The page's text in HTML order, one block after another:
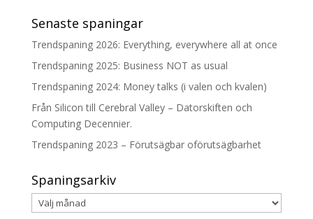
Senaste spaningar
Trendspaning 2026: Everything, everywhere all at once
Trendspaning 2025: Business NOT as usual
Trendspaning 2024: Money talks (i valen och kvalen)
Från Silicon till Cerebral Valley – Datorskiften och
Computing Decennier.
Trendspaning 2023 – Förutsägbar oförutsägbarhet
Spaningsarkiv
Spaningsarkiv